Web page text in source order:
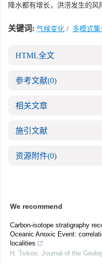
降水都有增长，洪涝发生的风
关键词: 气候变化 / 多模式集
HTML全文
参考文献(0)
相关文章
施引文献
资源附件(0)
We recommend
Carbon-isotope stratigraphy
Oceanic Anoxic Event:
localities
H. Tsikos, Journal of the